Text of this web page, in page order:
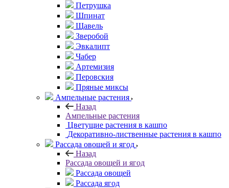
Петрушка
Шпинат
Щавель
Зверобой
Эвкалипт
Чабер
Артемизия
Перовския
Пряные миксы
Ампельные растения
Назад
Ампельные растения
Цветущие растения в кашпо
Декоративно-лиственные растения в кашпо
Рассада овощей и ягод
Назад
Рассада овощей и ягод
Рассада овощей
Рассада ягод